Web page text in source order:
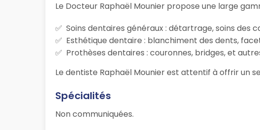
Le Docteur Raphaël Mounier propose une large
Soins dentaires généraux : détartrage, soins
Esthétique dentaire : blanchiment des dents,
Prothèses dentaires : couronnes, bridges, et
Le dentiste Raphaël Mounier est attentif à offrir un
Spécialités
Non communiquées.